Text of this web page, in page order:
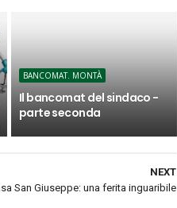
BANCOMAT. MONTÀ
Il bancomat del sindaco -
parte seconda
NEXT
San Giuseppe: una ferita inguaribile